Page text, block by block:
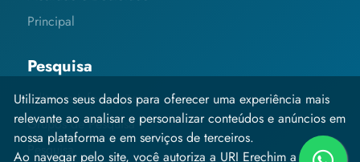
Principal
Pesquisa
Editais e Informações
Grupos de Pesquisa
Pesquisa
Utilizamos seus dados para oferecer uma experiência mais
relevante ao analisar e personalizar conteúdos e anúncios em
nossa plataforma e em serviços de terceiros.
Ao navegar pelo site, você autoriza a URI Erechim a coletar